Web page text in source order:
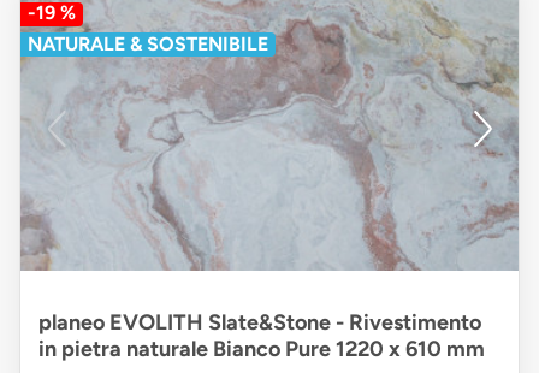
-19 %
NATURALE & SOSTENIBILE
planeo EVOLITH Slate&Stone - Rivestimento
in pietra naturale Bianco Pure 1220 x 610 mm